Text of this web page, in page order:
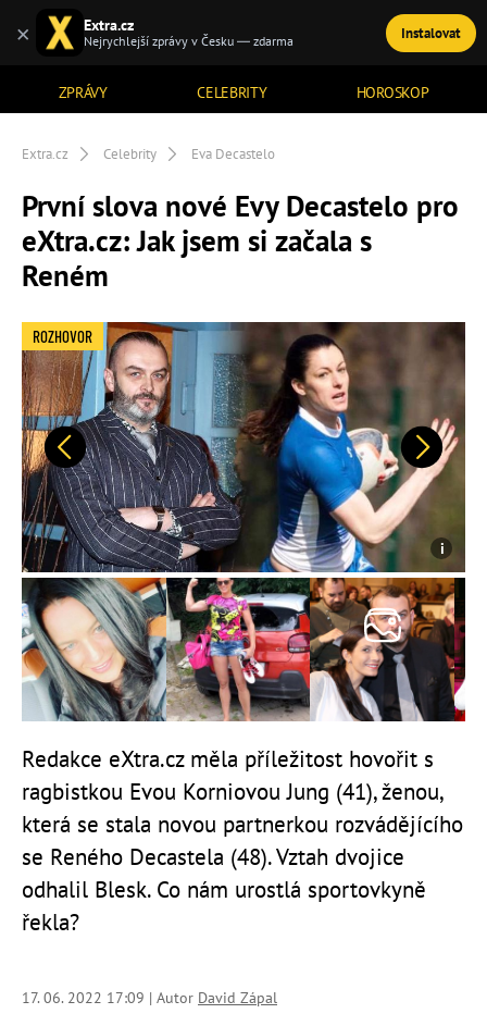
ZPRÁVY CELEBRITY HOROSKOP
TÉMATA
Extra.cz Celebrity Eva Decastelo
První slova nové Evy Decastelo pro
eXtra.cz: Jak jsem si začala s
Reném
Předchozí Další
ROZHOVOR
Redakce eXtra.cz měla příležitost hovořit s
ragbistkou Evou Korniovou Jung (41), ženou,
která se stala novou partnerkou rozvádějícího
se Reného Decastela (48). Vztah dvojice
odhalil Blesk. Co nám urostlá sportovkyně
řekla?
17. 06. 2022 17:09 | Autor David Zápal
× Extra.cz
Nejrychlejší zprávy v Česku — zdarma Instalovat